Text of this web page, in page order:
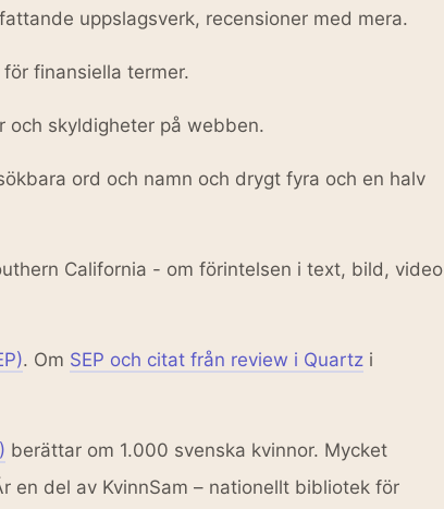
uppslagsverk, recensioner med mera.
finansiella termer.
och skyldigheter på webben.
ord och namn och drygt fyra och en halv
California - om förintelsen i text, bild, video
. Om SEP och citat från review i Quartz i
berättar om 1.000 svenska kvinnor. Mycket
en del av KvinnSam – nationellt bibliotek för